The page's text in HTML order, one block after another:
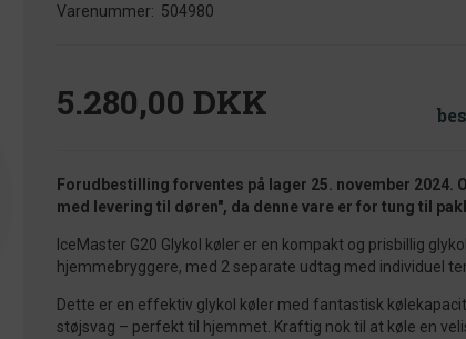
Varenummer: 504980
5.280,00 DKK
Forudbestilling forventes på lager 25. november 2024.
med levering til døren", da denne vare er for tung til
IceMaster G20 Glykol køler er en kompakt og prisbillig
hjemmebryggere, med 2 separate udtag med individuel
Dette er en effektiv glykol køler med fantastisk
støjsvag – perfekt til hjemmet. Kraftig nok til at køle en